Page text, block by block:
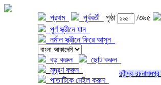
প্রথম পূর্ববর্তী পৃষ্ঠা /৩৯৫
পূর্ণ স্ক্রীনে যান
নর্মাল স্ক্রীনে ফিরে আসুন
বড় করুন
ছোট করুন
মুদ্রণ করুন
পাতাটিকে মেইল করুন
রবীন্দ্র-রচনাসমগ্র